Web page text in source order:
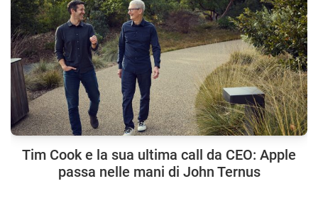
Tim Cook e la sua ultima call da CEO: Apple
passa nelle mani di John Ternus